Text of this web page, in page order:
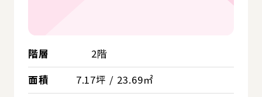
階層
2階
面積
7.17坪 / 23.69㎡